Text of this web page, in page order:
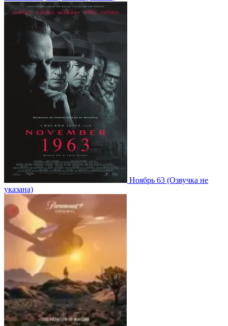
Ноябрь 63 (Озвучка не
указана)